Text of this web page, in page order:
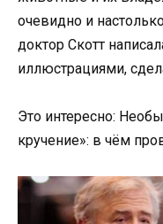
очевидно и
доктор Скотт
иллюстрациями,
Это интересно:
кручение»: в чём